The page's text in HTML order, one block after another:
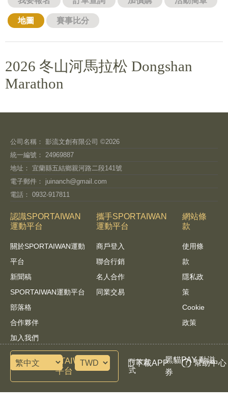
地圖 賽事比分
2026 冬山河馬拉松 Dongshan
Marathon
公司名稱： 影流文創有限公司 ©2026
統一編號： 24969887
地址： 宜蘭縣五結鄉親河路二段141號
電子郵件： juinanch@gmail.com
電話： 0932-917811
認識SPORTAIWAN
運動平台
關於SPORTAIWAN運動
平台
新聞稿
SPORTAIWAN運動平台
部落格
合作夥伴
加入我們
攜手SPORTAIWAN
運動平台
商戶登入
聯合行銷
名人合作
同業交易
網站條
款
使用條
款
隱私政
策
Cookie
政策
諮詢SPORTAIWAN運動
平台
付款方
式
黑貓PAY 動滋
券
下載APP 幫助中心